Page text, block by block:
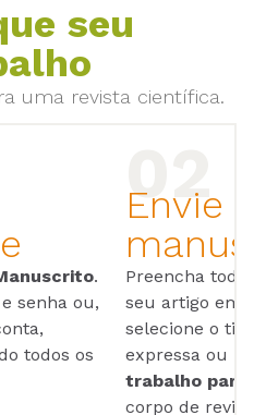
seu
uma revista científica.
.
senha ou,
todos os
Envie
Preencha
seu artigo em
selecione o
expressa ou
trabalho para
corpo de